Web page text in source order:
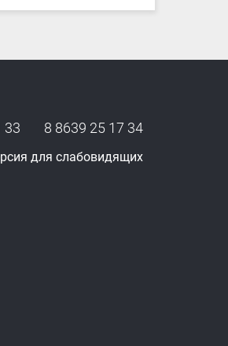
33 8 8639 25 17 34
для слабовидящих